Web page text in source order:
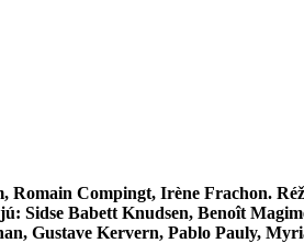
Romain Compingt, Irène Frachon.
Sidse Babett Knudsen, Benoît
Gustave Kervern, Pablo Pauly,